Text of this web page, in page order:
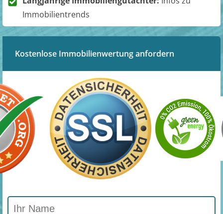
Immobilientrends
Kostenlose Immobilienwertung anfordern